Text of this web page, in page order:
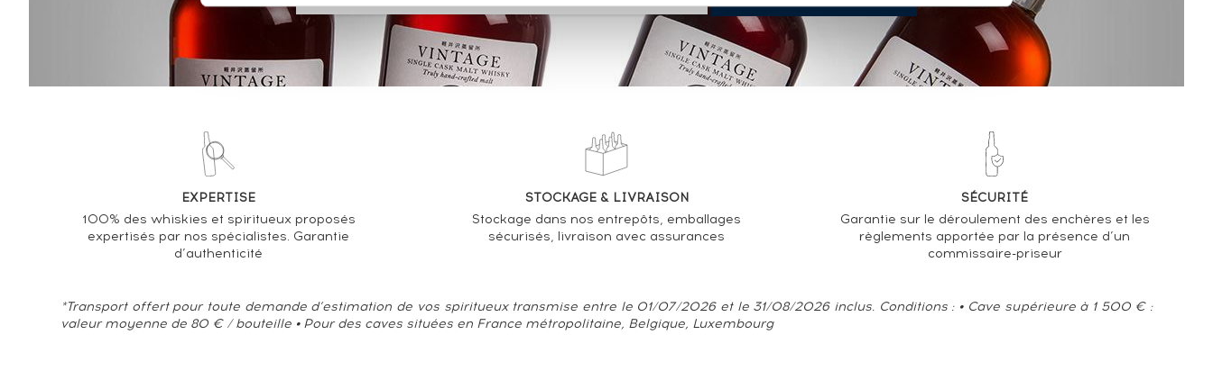
EXPERTISE
100% des whiskies et spiritueux proposés
expertisés par nos spécialistes. Garantie
d’authenticité
STOCKAGE & LIVRAISON
Stockage dans nos entrepôts, emballages
sécurisés, livraison avec assurances
SÉCURITÉ
Garantie sur le déroulement des enchères et les
règlements apportée par la présence d’un
commissaire-priseur
*Transport offert pour toute demande d’estimation de vos spiritueux transmise entre le 01/07/2026 et le 31/08/2026 inclus. Conditions : • Cave supérieure à 1 500 € :
valeur moyenne de 80 € / bouteille • Pour des caves situées en France métropolitaine, Belgique, Luxembourg